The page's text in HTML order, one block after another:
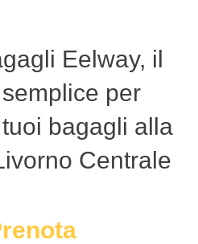
Eelway, il
per
bagagli alla
Centrale